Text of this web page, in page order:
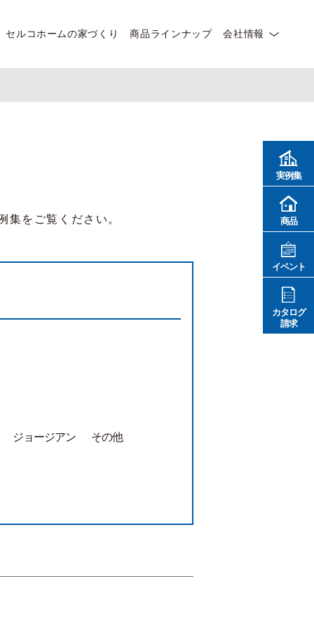
セルコホームの家づくり 商品ラインナップ 会社情報
集をご覧ください。
ジョージアン その他
実例集
商品
イベント
カタログ
請求